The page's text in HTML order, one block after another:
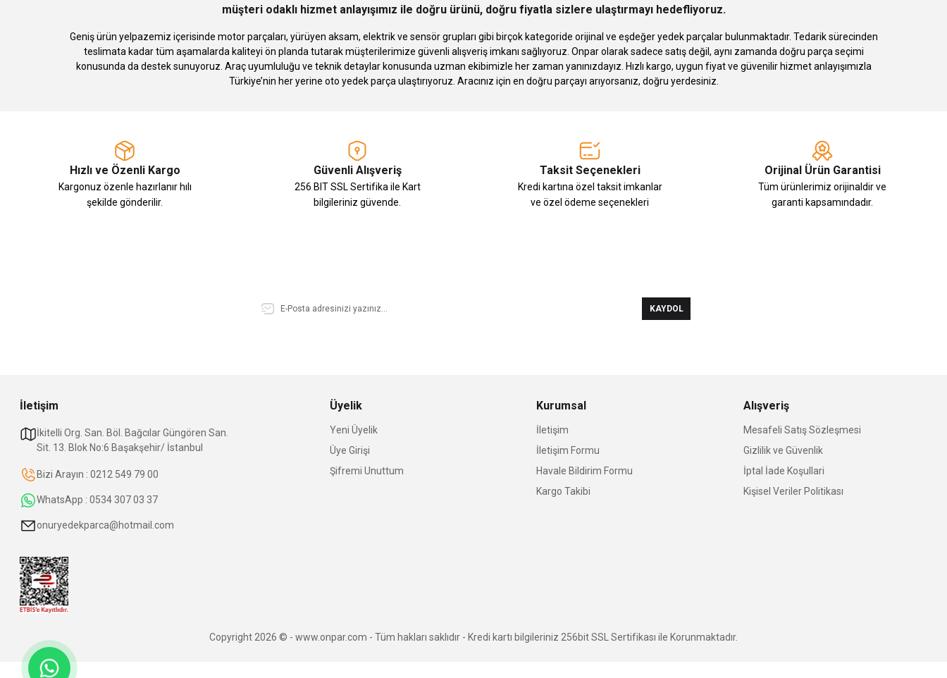
Gönder
müşteri odaklı hizmet anlayışımız ile doğru ürünü, doğru fiyatla sizlere ulaştırmayı hedefliyoruz.
Geniş ürün yelpazemiz içerisinde motor parçaları, yürüyen aksam, elektrik ve sensör grupları gibi birçok kategoride orijinal ve eşdeğer yedek parçalar bulunmaktadır. Tedarik sürecinden
teslimata kadar tüm aşamalarda kaliteyi ön planda tutarak müşterilerimize güvenli alışveriş imkanı sağlıyoruz. Onpar olarak sadece satış değil, aynı zamanda doğru parça seçimi
konusunda da destek sunuyoruz. Araç uyumluluğu ve teknik detaylar konusunda uzman ekibimizle her zaman yanınızdayız. Hızlı kargo, uygun fiyat ve güvenilir hizmet anlayışımızla
Türkiye’nin her yerine oto yedek parça ulaştırıyoruz. Aracınız için en doğru parçayı arıyorsanız, doğru yerdesiniz.
Hızlı ve Özenli Kargo
Kargonuz özenle hazırlanır hılı
şekilde gönderilir.
Güvenli Alışveriş
256 BIT SSL Sertifika ile Kart
bilgileriniz güvende.
Taksit Seçenekleri
Kredi kartına özel taksit imkanlar
ve özel ödeme seçenekleri
Orijinal Ürün Garantisi
Tüm ürünlerimiz orijinaldir ve
garanti kapsamındadır.
KAYDOL
İletişim
İkitelli Org. San. Böl. Bağcılar Güngören San.
Sit. 13. Blok No:6 Başakşehir/ İstanbul
Bizi Arayın : 0212 549 79 00
WhatsApp : 0534 307 03 37
onuryedekparca@hotmail.com
Üyelik
Yeni Üyelik
Üye Girişi
Şifremi Unuttum
Kurumsal
İletişim
İletişim Formu
Havale Bildirim Formu
Kargo Takibi
Alışveriş
Mesafeli Satış Sözleşmesi
Gizlilik ve Güvenlik
İptal İade Koşullari
Kişisel Veriler Politikası
Copyright 2026 © - www.onpar.com - Tüm hakları saklıdır - Kredi kartı bilgileriniz 256bit SSL Sertifikası ile Korunmaktadır.